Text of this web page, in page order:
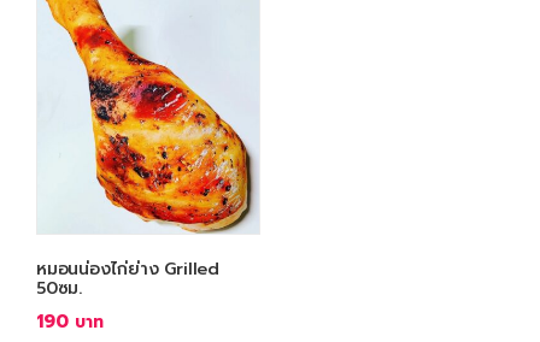
หมอนน่องไก่ย่าง Grilled
50ซม.
190